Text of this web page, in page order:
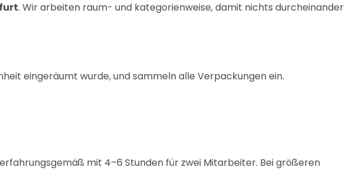
. Wir arbeiten raum- und kategorienweise, damit nichts durcheinander
eingeräumt wurde, und sammeln alle Verpackungen ein.
mit 4–6 Stunden für zwei Mitarbeiter. Bei größeren